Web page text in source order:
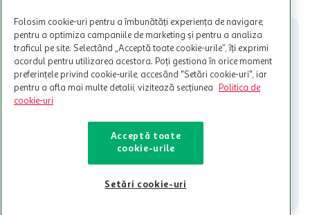
participante și pentru acțiuni promotionale indicate de Auchan si
nu poate fi utilizat in legatura cu alti comercianți sau pentru alte
activitati in afara celor mentionate in Termene si Conditii. Auchan
nu raspunde pentru imposibilitatea utilizarii Cardului in perioada in
care aceste este suspendat sau in perioada in care sunt efectuate
intretineri sau reparatii tehnice la sistemul de utilizarea al Cardului.
Iti stam mereu la dispozitie.
021-9141 contact@auchan.ro
Contact
Folosim cookie-uri pentru a îmbunătăți experiența de navigare,
pentru a optimiza campaniile de marketing și pentru a analiza
traficul pe site. Selectând „Acceptă toate cookie-urile”, îți exprimi
acordul pentru utilizarea acestora. Poți gestiona în orice moment
preferințele privind cookie-urile, accesând "Setări cookie-uri", iar
pentru a afla mai multe detalii, vizitează secțiunea
Politica de
cookie-uri
Acceptă toate
cookie-urile
Setări cookie-uri